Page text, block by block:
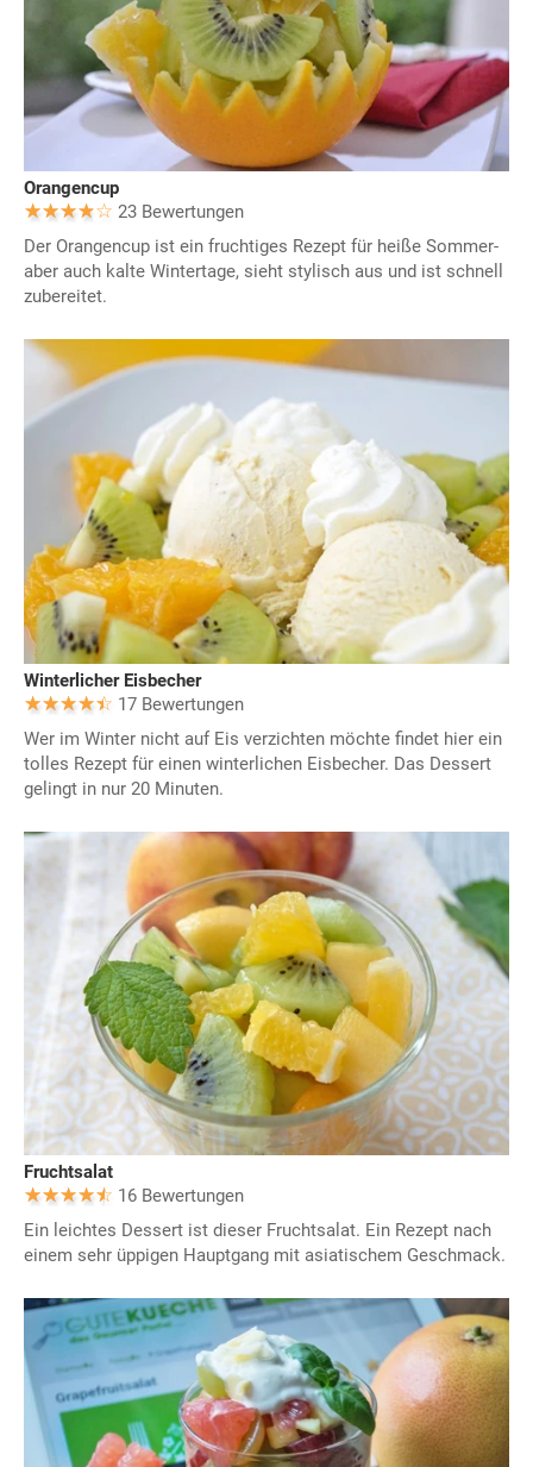
Orangencup
23 Bewertungen
Der Orangencup ist ein fruchtiges Rezept für heiße Sommer-
aber auch kalte Wintertage, sieht stylisch aus und ist schnell
zubereitet.
Winterlicher Eisbecher
17 Bewertungen
Wer im Winter nicht auf Eis verzichten möchte findet hier ein
tolles Rezept für einen winterlichen Eisbecher. Das Dessert
gelingt in nur 20 Minuten.
Fruchtsalat
16 Bewertungen
Ein leichtes Dessert ist dieser Fruchtsalat. Ein Rezept nach
einem sehr üppigen Hauptgang mit asiatischem Geschmack.